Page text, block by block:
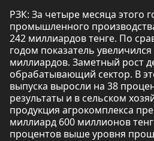
РЗК: За четыре месяца этого
промышленного
242 миллиардов тенге. По
годом показатель
миллиардов. Заметный рост
обрабатывающий сектор. В
выпуска выросли на 38
результаты и в сельском
продукция агрокомплекса
миллиард 600 миллионов
процентов выше уровня